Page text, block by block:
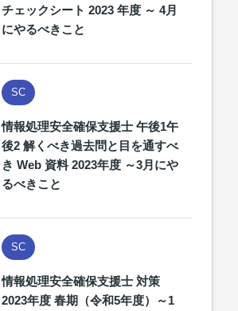
チェックシート 2023 年度 ～ 4月
にやるべきこと
SC
情報処理安全確保支援士 午後1午
後2 解くべき過去問と目を通すべ
き Web 資料 2023年度 ～3月にや
るべきこと
SC
情報処理安全確保支援士 対策
2023年度 春期（令和5年度）～1